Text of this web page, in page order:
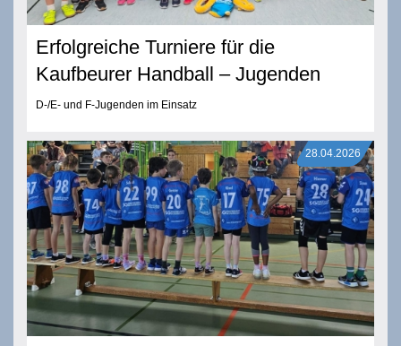
Erfolgreiche Turniere für die
Kaufbeurer Handball – Jugenden
D-/E- und F-Jugenden im Einsatz
28.04.2026